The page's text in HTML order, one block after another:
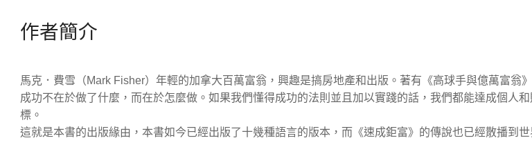
作者簡介
馬克．費雪（Mark Fisher）年輕的加拿大百萬富翁，興趣是搞房地產和出版。著有《高球手與億萬富翁》
成功不在於做了什麼，而在於怎麼做。如果我們懂得成功的法則並且加以實踐的話，我們都能達成個人和
標。
這就是本書的出版緣由，本書如今已經出版了十幾種語言的版本，而《速成鉅富》的傳說也已經散播到世